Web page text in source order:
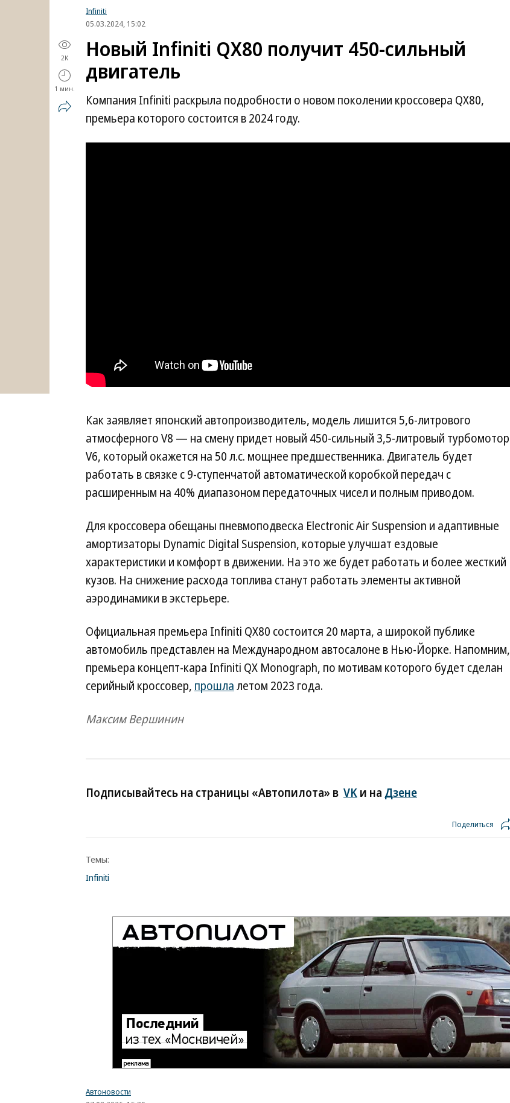
Infiniti
05.03.2024, 15:02
2K
1 мин.
Новый Infiniti QX80 получит 450-сильный
двигатель
Компания Infiniti раскрыла подробности о новом поколении кроссовера QX80,
премьера которого состоится в 2024 году.
Как заявляет японский автопроизводитель, модель лишится 5,6-литрового
атмосферного V8 — на смену придет новый 450-сильный 3,5-литровый турбомотор
V6, который окажется на 50 л.с. мощнее предшественника. Двигатель будет
работать в связке с 9-ступенчатой автоматической коробкой передач с
расширенным на 40% диапазоном передаточных чисел и полным приводом.
Для кроссовера обещаны пневмоподвеска Electronic Air Suspension и адаптивные
амортизаторы Dynamic Digital Suspension, которые улучшат ездовые
характеристики и комфорт в движении. На это же будет работать и более жесткий
кузов. На снижение расхода топлива станут работать элементы активной
аэродинамики в экстерьере.
Официальная премьера Infiniti QX80 состоится 20 марта, а широкой публике
автомобиль представлен на Международном автосалоне в Нью-Йорке. Напомним,
премьера концепт-кара Infiniti QX Monograph, по мотивам которого будет сделан
серийный кроссовер, прошлалетом 2023 года.
Максим Вершинин
Подписывайтесь на страницы «Автопилота» в VKи на Дзене
Поделиться
Темы:
Infiniti
Автоновости